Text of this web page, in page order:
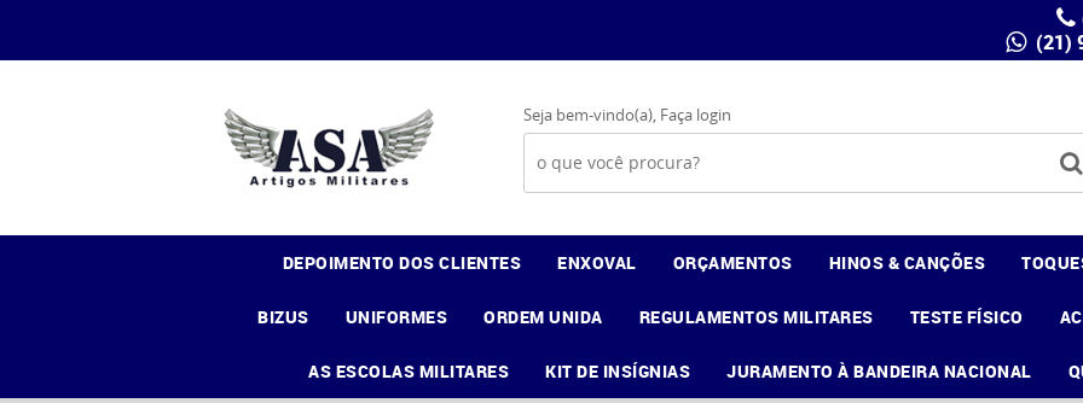
(21)
Seja bem-vindo(a), Faça login
DEPOIMENTO DOS CLIENTES ENXOVAL ORÇAMENTOS HINOS & CANÇÕES
BIZUS UNIFORMES ORDEM UNIDA REGULAMENTOS MILITARES TESTE FÍSICO
AS ESCOLAS MILITARES KIT DE INSÍGNIAS JURAMENTO À BANDEIRA NACIONAL